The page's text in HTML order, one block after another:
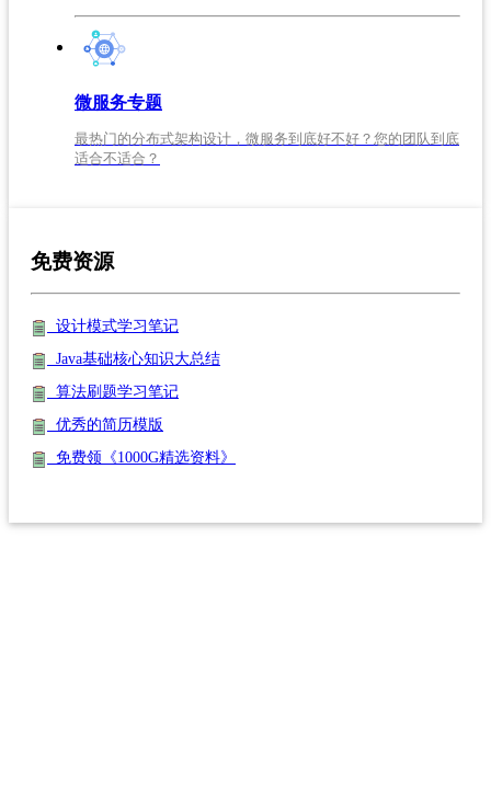
微服务专题
最热门的分布式架构设计，微服务到底好不好？您的团队到底
适合不适合？
免费资源
设计模式学习笔记
Java基础核心知识大总结
算法刷题学习笔记
优秀的简历模版
免费领《1000G精选资料》